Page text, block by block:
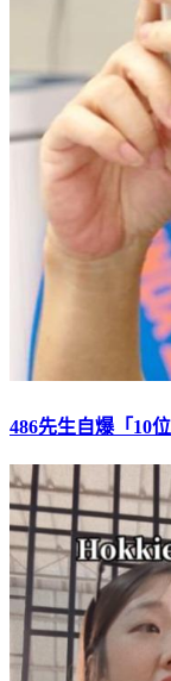
486先生自爆「10